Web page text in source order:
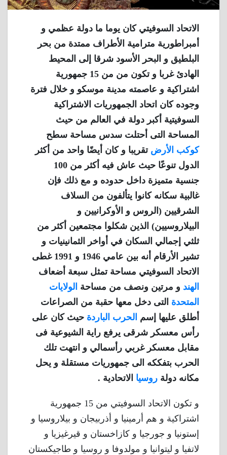
الاتحاد السوفيتي كان يوما ما دولة عظمي و
أمبراطورية مترامية الأطراف ممتدة من بحر
البلطيق و البحر الأسود شرقا إلى المحيط
الهادئ غربا و تكون من من 15 جمهورية
اشتراكية و عاصمته مدينة موسكو و خلال فترة
وجوده كان اتحاد الجمهوريات الاشتراكية
السوفيتية أكبر دولة في العالم من حيث
المساحة التى أحتلت سدس مساحة سطح
كوكب الأرض تقريبا و كان أيضًا واحد من أكثر
الدول تنوعًا حيث عاش فيه أكثر من 100
جنسية متميزة داخل حدوده و مع ذلك فإن
غالبية سكانه كانوا يتألفون من السلاف
الشرقيين (الروس و الأوكرانيين و
البيلاروسيين) الذين شكلوا مجتمعين أكثر من
ثلثي إجمالي السكان في أواخر الثمانينيات و
تشير الأرقام أنه بين عامي 1946 و 1991 غطى
الاتحاد السوفيتي مساحة تمثل سبعة أضعاف
الهند و مرتين ونصف من مساحة الولايات
المتحدة التى دخل معها حقبة من الصراعات
أطلق عليها إسم الحرب الباردة حيث كان على
رأس معسكر شرقى يرفع راية الشيوعية فى
مقابل معسكر غربي رأسمالي و انتهت تلك
الحرب بتفككه الى جمهوريات مستقلة و يحل
مكانه دولة روسيا الاتحادية .
و تكون الاتحاد السوفيتي من 15 جمهورية
اشتراكية و هم أرمينيا و أذربيجان و بيلاروسيا و
إستونيا و جورجيا و كازاخستان و قيرغيزيا و
لاتفيا و ليتوانيا و مولدوفا و روسيا و طاجيكستان